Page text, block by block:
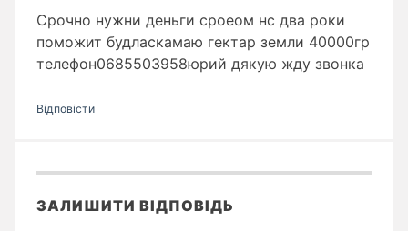
Срочно нужни деньги сроеом нс два роки
поможит будласкамаю гектар земли 40000гр
телефон0685503958юрий дякую жду звонка
Відповіcти
ЗАЛИШИТИ ВІДПОВІДЬ